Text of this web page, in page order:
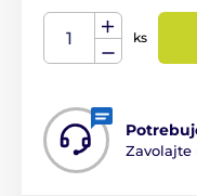
ks
Zavolajte